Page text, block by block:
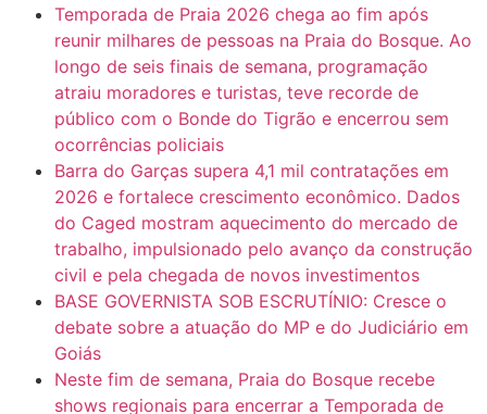
Temporada de Praia 2026 chega ao fim após
reunir milhares de pessoas na Praia do Bosque. Ao
longo de seis finais de semana, programação
atraiu moradores e turistas, teve recorde de
público com o Bonde do Tigrão e encerrou sem
ocorrências policiais
Barra do Garças supera 4,1 mil contratações em
2026 e fortalece crescimento econômico. Dados
do Caged mostram aquecimento do mercado de
trabalho, impulsionado pelo avanço da construção
civil e pela chegada de novos investimentos
BASE GOVERNISTA SOB ESCRUTÍNIO: Cresce o
debate sobre a atuação do MP e do Judiciário em
Goiás
Neste fim de semana, Praia do Bosque recebe
shows regionais para encerrar a Temporada de